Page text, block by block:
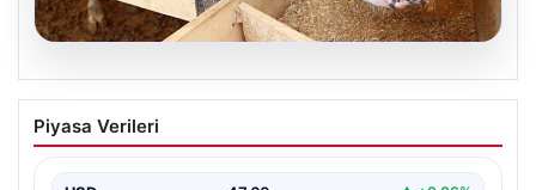
2026 Yılında Kurbanlık Fiyatları: İl İl
Güncel Fiyatlar ve Piyasa Analizi
merak ettiği konulardan biri olan kurbanlık fiyatları,…
Piyasa Verileri